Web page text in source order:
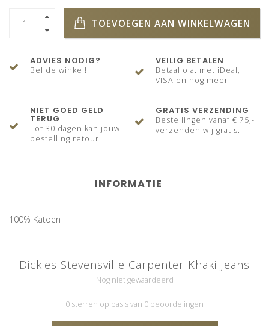
TOEVOEGEN AAN WINKELWAGEN
ADVIES NODIG?
Bel de winkel!
VEILIG BETALEN
Betaal o.a. met iDeal,
VISA en nog meer.
NIET GOED GELD
TERUG
Tot 30 dagen kan jouw
bestelling retour.
GRATIS VERZENDING
Bestellingen vanaf € 75,-
verzenden wij gratis.
INFORMATIE
100% Katoen
Dickies Stevensville Carpenter Khaki Jeans
Nog niet gewaardeerd
0 sterren op basis van 0 beoordelingen